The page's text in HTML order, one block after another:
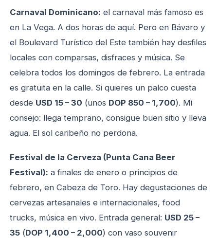
Carnaval Dominicano: el carnaval más famoso es
en La Vega. A dos horas de aquí. Pero en Bávaro y
el Boulevard Turístico del Este también hay desfiles
locales con comparsas, disfraces y música. Se
celebra todos los domingos de febrero. La entrada
es gratuita en la calle. Si quieres un palco cuesta
desde USD 15 – 30 (unos DOP 850 – 1,700). Mi
consejo: llega temprano, consigue buen sitio y lleva
agua. El sol caribeño no perdona.
Festival de la Cerveza (Punta Cana Beer
Festival): a finales de enero o principios de
febrero, en Cabeza de Toro. Hay degustaciones de
cervezas artesanales e internacionales, food
trucks, música en vivo. Entrada general: USD 25 –
35 (DOP 1,400 – 2,000) con vaso souvenir